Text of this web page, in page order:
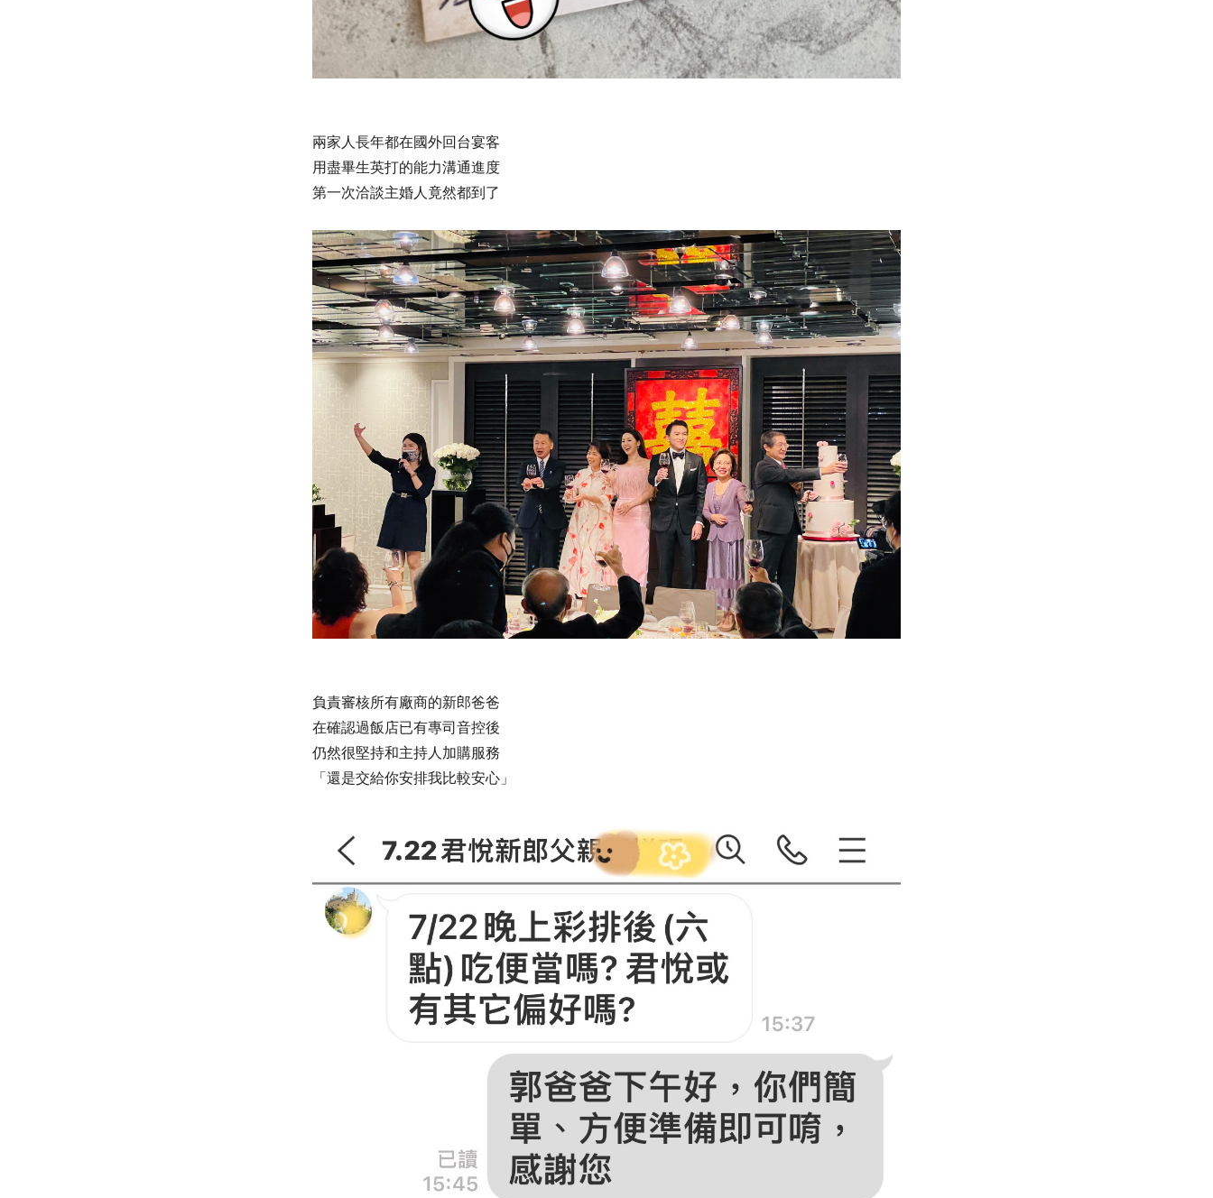
兩家人長年都在國外回台宴客
用盡畢生英打的能力溝通進度
第一次洽談主婚人竟然都到了
負責審核所有廠商的新郎爸爸
在確認過飯店已有專司音控後
仍然很堅持和主持人加購服務
「還是交給你安排我比較安心」